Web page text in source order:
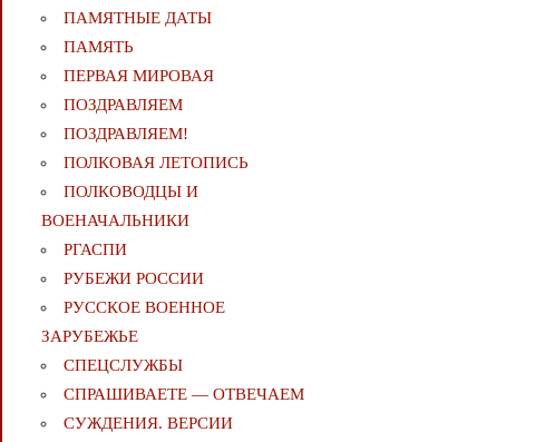
ПАМЯТНЫЕ ДАТЫ
ПАМЯТЬ
ПЕРВАЯ МИРОВАЯ
ПОЗДРАВЛЯЕМ
ПОЗДРАВЛЯЕМ!
ПОЛКОВАЯ ЛЕТОПИСЬ
ПОЛКОВОДЦЫ И
ВОЕНАЧАЛЬНИКИ
РГАСПИ
РУБЕЖИ РОССИИ
РУССКОЕ ВОЕННОЕ
ЗАРУБЕЖЬЕ
СПЕЦСЛУЖБЫ
СПРАШИВАЕТЕ — ОТВЕЧАЕМ
СУЖДЕНИЯ. ВЕРСИИ